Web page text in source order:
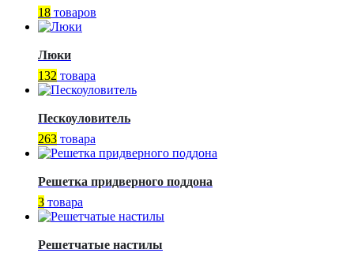
18 товаров
Люки
132 товара
Пескоуловитель
263 товара
Решетка придверного поддона
3 товара
Решетчатые настилы